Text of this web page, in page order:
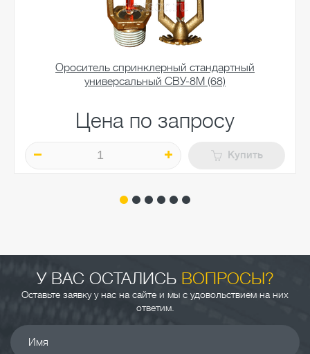
Ороситель спринклерный стандартный
универсальный СВУ-8М (68)
Цена по запросу
Купить
У ВАС ОСТАЛИСЬ ВОПРОСЫ?
Оставьте заявку у нас на сайте и мы с удовольствием на них
ответим.
Имя